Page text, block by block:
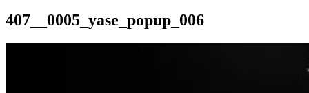
407__0005_yase_popup_006